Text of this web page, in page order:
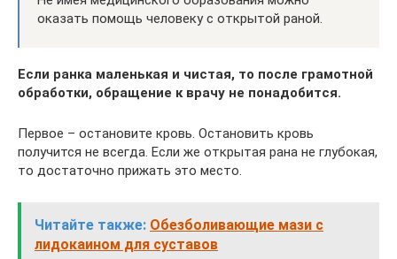
оказать помощь человеку с открытой раной.
Если ранка маленькая и чистая, то после грамотной
обработки, обращение к врачу не понадобится.
Первое – остановите кровь. Остановить кровь
получится не всегда. Если же открытая рана не глубокая,
то достаточно прижать это место.
Читайте также: Обезболивающие мази с
лидокаином для суставов